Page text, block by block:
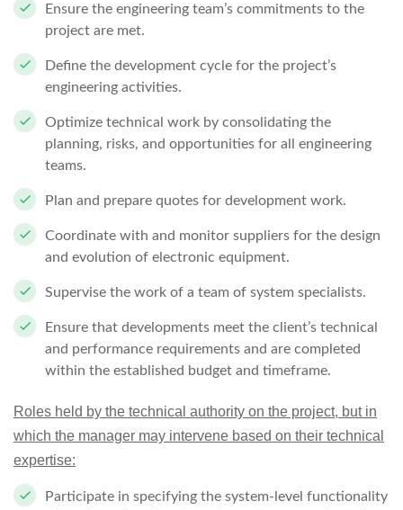
Ensure the engineering team’s commitments to the
project are met.
Define the development cycle for the project’s
engineering activities.
Optimize technical work by consolidating the
planning, risks, and opportunities for all engineering
teams.
Plan and prepare quotes for development work.
Coordinate with and monitor suppliers for the design
and evolution of electronic equipment.
Supervise the work of a team of system specialists.
Ensure that developments meet the client’s technical
and performance requirements and are completed
within the established budget and timeframe.
Roles held by the technical authority on the project, but in
which the manager may intervene based on their technical
expertise:
Participate in specifying the system-level functionality